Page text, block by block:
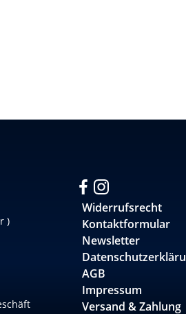
)
Widerrufsrecht
Kontaktformular
Newsletter
AGB
Impressum
Versand & Zahlung